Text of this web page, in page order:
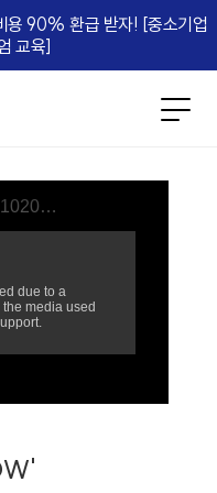
용 90% 환급 받자! [중소기업
교육]​